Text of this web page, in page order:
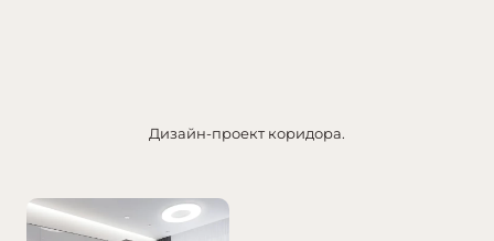
Дизайн-проект коридора.